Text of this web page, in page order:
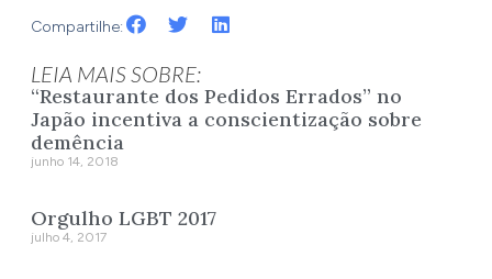
Compartilhe:
LEIA MAIS SOBRE:
“Restaurante dos Pedidos Errados” no
Japão incentiva a conscientização sobre
demência
junho 14, 2018
Orgulho LGBT 2017
julho 4, 2017